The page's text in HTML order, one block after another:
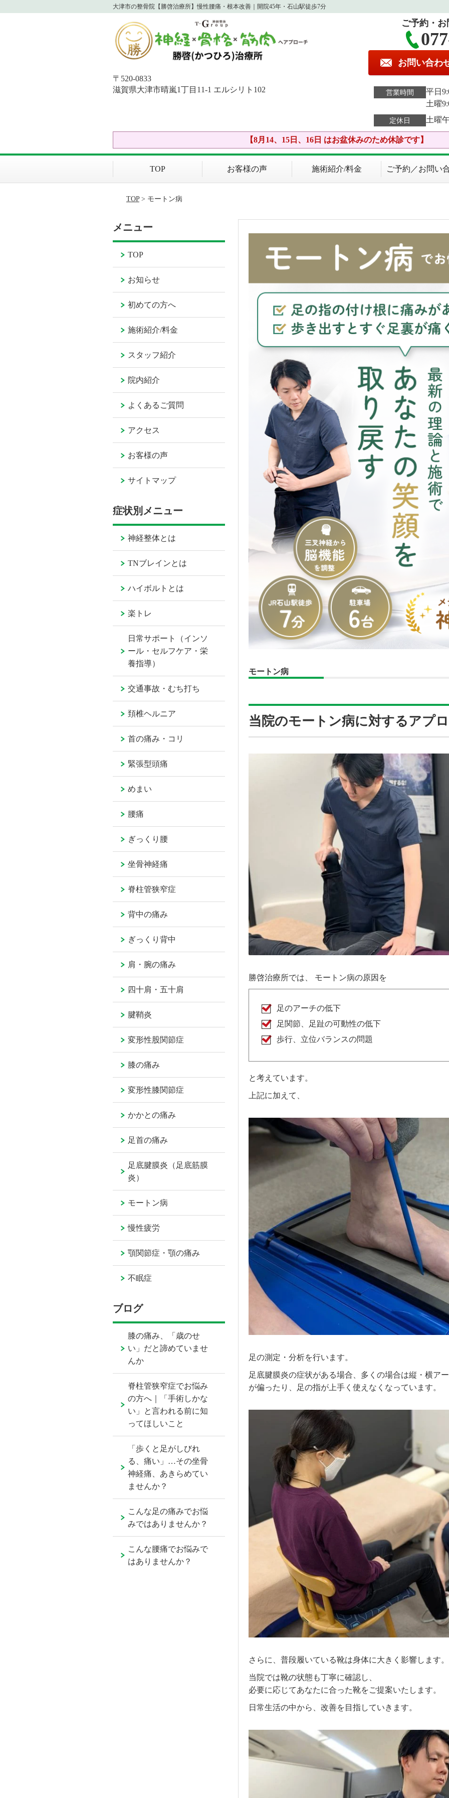
大津市の整骨院【勝啓治療所】慢性腰痛・根本改善｜開院45年・石山駅徒歩7分
〒520-0833
滋賀県大津市晴嵐1丁目11-1 エルシリト102
ご予約・
お問い合わ
営業時間
平日
土曜
定休日 土曜
【8月14、15日、16日 はお盆休みのため休診です】
TOP お客様の声 施術紹介/料金 ご予約／お問い
TOP> モートン病
モートン病
当院のモートン病に対するアプ
勝啓治療所では、 モートン病の原因を
足のアーチの低下
足関節、足趾の可動性の低下
歩行、立位バランスの問題
と考えています。
上記に加えて、
足の測定・分析を行います。
足底腱膜炎の症状がある場合、多くの場合は縦・横ア
が偏ったり、足の指が上手く使えなくなっています。
さらに、普段履いている靴は身体に大きく影響します。
当院では靴の状態も丁寧に確認し、
必要に応じてあなたに合った靴をご提案いたします。
日常生活の中から、改善を目指していきます。
メニュー
TOP
お知らせ
初めての方へ
施術紹介/料金
スタッフ紹介
院内紹介
よくあるご質問
アクセス
お客様の声
サイトマップ
症状別メニュー
神経整体とは
TNブレインとは
ハイボルトとは
楽トレ
日常サポート（インソ
ール・セルフケア・栄
養指導）
交通事故・むち打ち
頚椎ヘルニア
首の痛み・コリ
緊張型頭痛
めまい
腰痛
ぎっくり腰
坐骨神経痛
脊柱管狭窄症
背中の痛み
ぎっくり背中
肩・腕の痛み
四十肩・五十肩
腱鞘炎
変形性股関節症
膝の痛み
変形性膝関節症
かかとの痛み
足首の痛み
足底腱膜炎（足底筋膜
炎）
モートン病
慢性疲労
顎関節症・顎の痛み
不眠症
ブログ
膝の痛み、「歳のせ
い」だと諦めていませ
んか
脊柱管狭窄症でお悩み
の方へ｜「手術しかな
い」と言われる前に知
ってほしいこと
「歩くと足がしびれ
る、痛い」…その坐骨
神経痛、あきらめてい
ませんか？
こんな足の痛みでお悩
みではありませんか？
こんな腰痛でお悩みで
はありませんか？